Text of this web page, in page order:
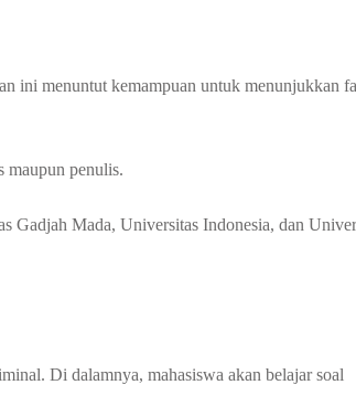
ini menuntut kemampuan untuk menunjukkan
maupun penulis.
Gadjah Mada, Universitas Indonesia, dan
Di dalamnya, mahasiswa akan belajar soal